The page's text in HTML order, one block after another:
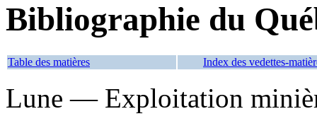
Bibliographie du
Table des matières Index des vedettes-
Lune — Exploitation